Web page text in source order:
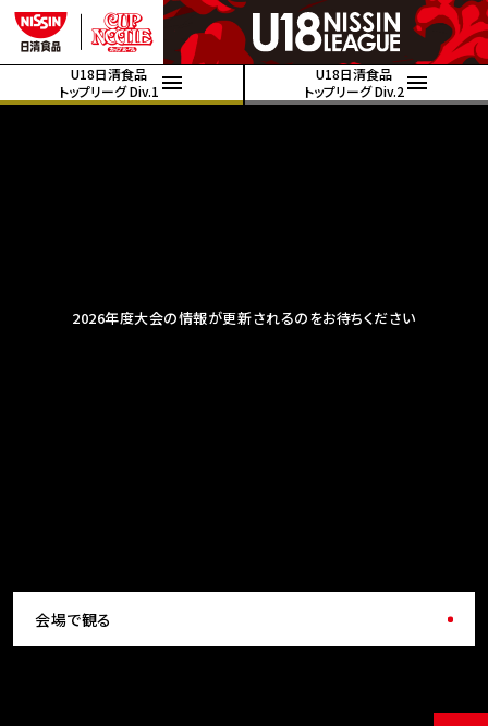
U18日清食品
トップリーグ Div.1
U18日清食品
トップリーグ Div.2
2026年度大会の情報が更新されるのをお待ちください
会場で観る